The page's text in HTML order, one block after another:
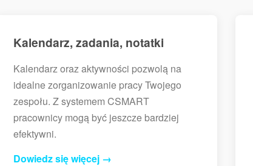
Kalendarz, zadania, notatki
Kalendarz oraz aktywności pozwolą na
idealne zorganizowanie pracy Twojego
zespołu. Z systemem CSMART
pracownicy mogą być jeszcze bardziej
efektywni.
Dowiedz się więcej →